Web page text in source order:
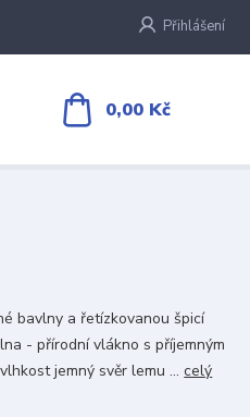
Přihlášení
0,00 Kč
bavlny a řetízkovanou špicí
- přírodní vlákno s příjemným
jemný svěr lemu ...celý